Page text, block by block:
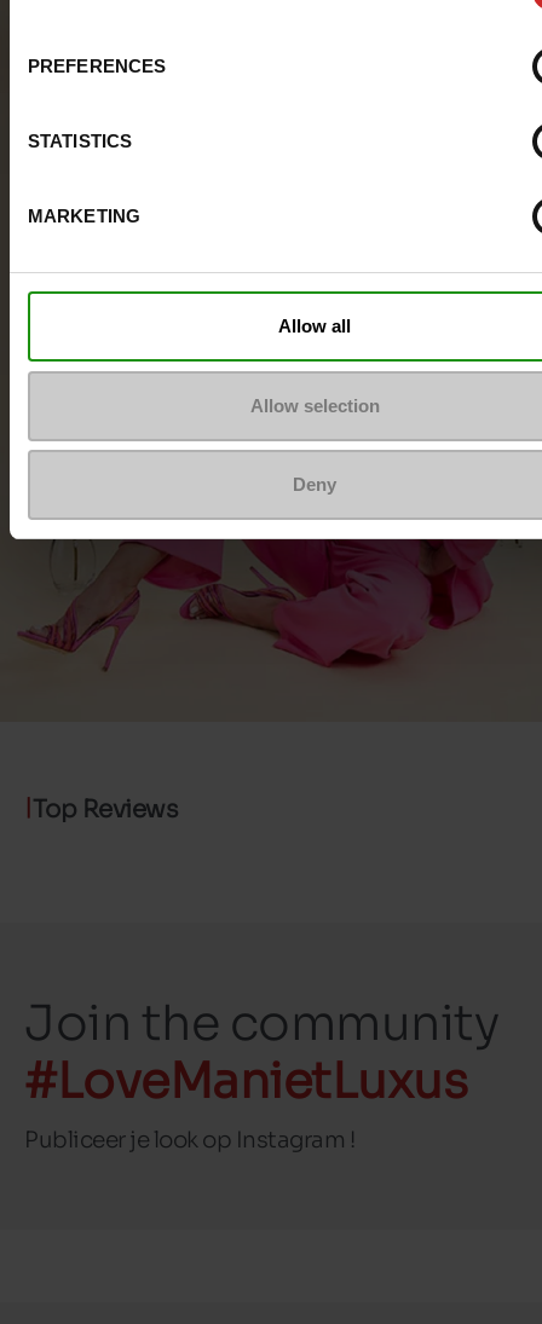
PREFERENCES
STATISTICS
MARKETING
Allow all
Allow selection
Deny
Top Reviews
Join the community
#LoveManietLuxus
Publiceer je look op Instagram !